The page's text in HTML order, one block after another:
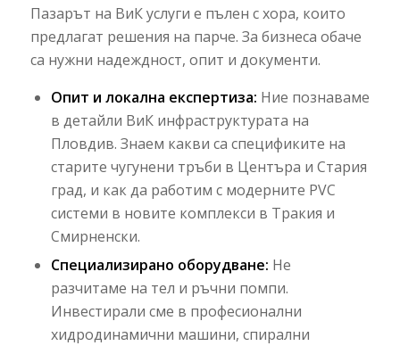
Пазарът на ВиК услуги е пълен с хора, които
предлагат решения на парче. За бизнеса обаче
са нужни надеждност, опит и документи.
Опит и локална експертиза: Ние познаваме
в детайли ВиК инфраструктурата на
Пловдив. Знаем какви са спецификите на
старите чугунени тръби в Центъра и Стария
град, и как да работим с модерните PVC
системи в новите комплекси в Тракия и
Смирненски.
Специализирано оборудване: Не
разчитаме на тел и ръчни помпи.
Инвестирали сме в професионални
хидродинамични машини, спирални